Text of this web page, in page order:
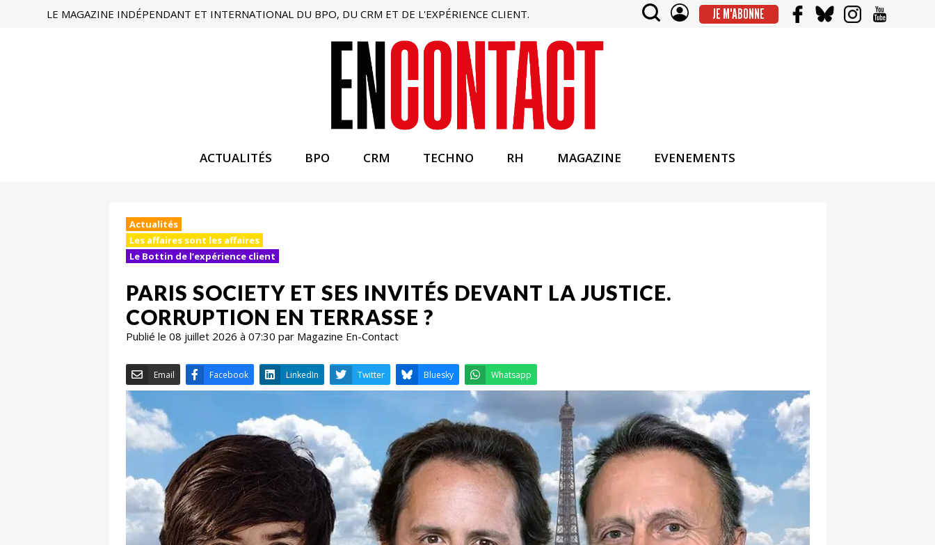
LE MAGAZINE INDÉPENDANT ET INTERNATIONAL DU BPO, DU CRM ET DE L'EXPÉRIENCE CLIENT. JE M'ABONNE
ACTUALITÉS BPO CRM TECHNO RH MAGAZINE EVENEMENTS
Actualités
Les affaires sont les affaires
Le Bottin de l’expérience client
PARIS SOCIETY ET SES INVITÉS DEVANT LA JUSTICE.
CORRUPTION EN TERRASSE ?
Publié le 08 juillet 2026 à 07:30 par Magazine En-Contact
Email Facebook LinkedIn Twitter Bluesky Whatsapp